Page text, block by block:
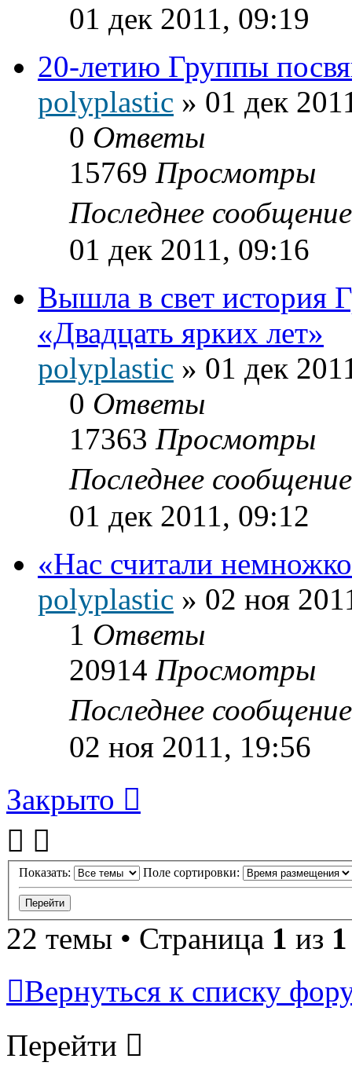
01 дек 2011, 09:19
20-летию Группы
polyplastic » 01 дек
0 Ответы
15769 Просмотры
Последнее
01 дек 2011, 09:16
Вышла в свет
«Двадцать ярких лет»
polyplastic » 01 дек
0 Ответы
17363 Просмотры
Последнее
01 дек 2011, 09:12
«Нас считали
polyplastic » 02 ноя
1 Ответы
20914 Просмотры
Последнее
02 ноя 2011, 19:56
Закрыто
Показать: Поле сортировки:
22 темы • Страница 1 из 1
Вернуться к списку
Перейти